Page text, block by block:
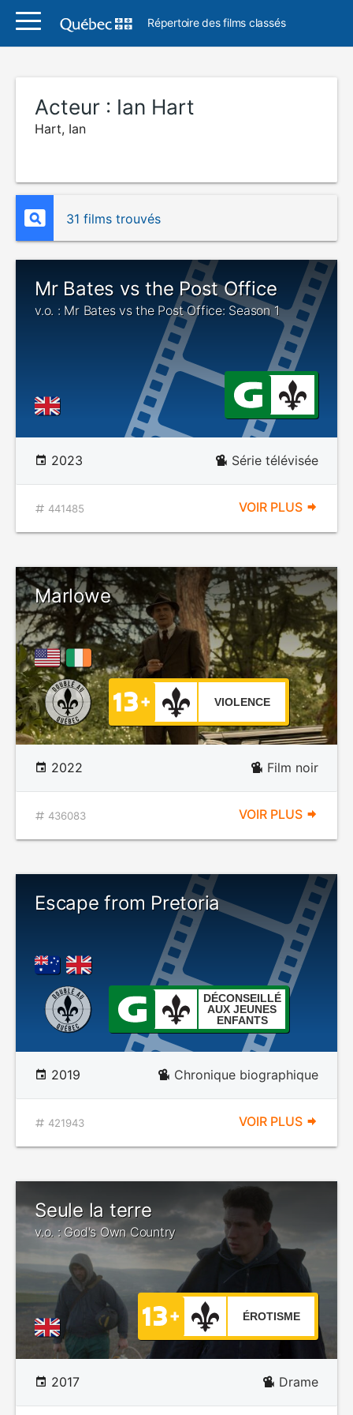
Répertoire des films classés
Acteur : Ian Hart
Hart, Ian
31 films trouvés
Mr Bates vs the Post Office
v.o. : Mr Bates vs the Post Office: Season 1
2023 Série télévisée
441485 VOIR PLUS
Marlowe
VIOLENCE
2022 Film noir
436083 VOIR PLUS
Escape from Pretoria
DÉCONSEILLÉ
AUX JEUNES
ENFANTS
2019 Chronique biographique
421943 VOIR PLUS
Seule la terre
v.o. : God's Own Country
ÉROTISME
2017 Drame